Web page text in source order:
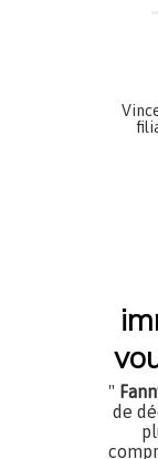
"
de